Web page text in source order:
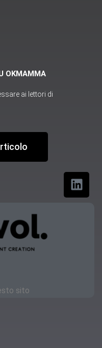
OKMAMMA
ai lettori di
sito